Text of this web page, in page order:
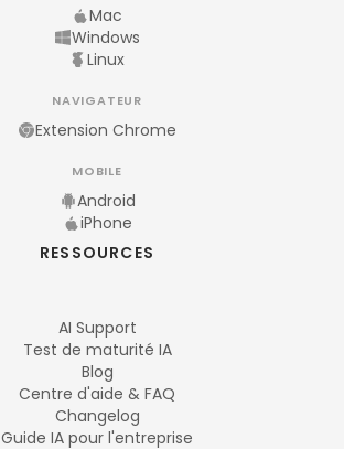
Mac
Windows
Linux
NAVIGATEUR
Extension Chrome
MOBILE
Android
iPhone
RESSOURCES
AI Support
Test de maturité IA
Blog
Centre d'aide & FAQ
Changelog
Guide IA pour l'entreprise